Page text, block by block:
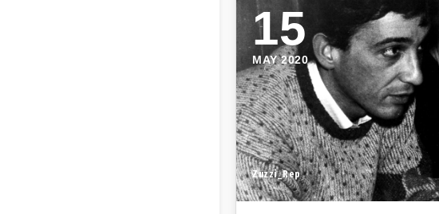
Zuzzi_Rep
15
MAY 2020